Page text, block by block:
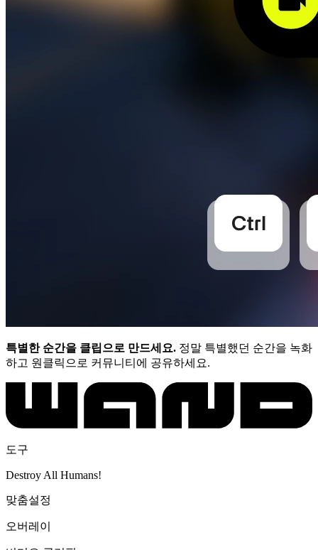
특별한 순간을 클립으로 만드세요. 정말 특별했던 순간을 녹화
하고 원클릭으로 커뮤니티에 공유하세요.
도구
Destroy All Humans!
맞춤설정
오버레이